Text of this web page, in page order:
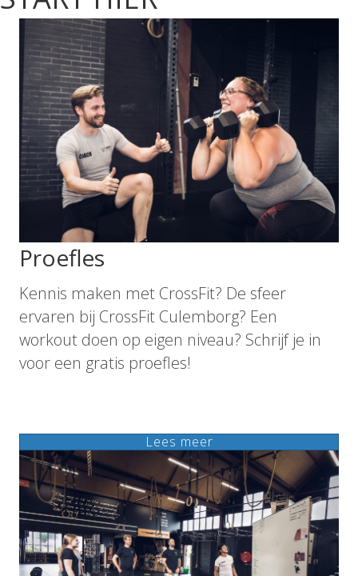
Proefles
Kennis maken met CrossFit? De sfeer
ervaren bij CrossFit Culemborg? Een
workout doen op eigen niveau? Schrijf je in
voor een gratis proefles!
Lees meer